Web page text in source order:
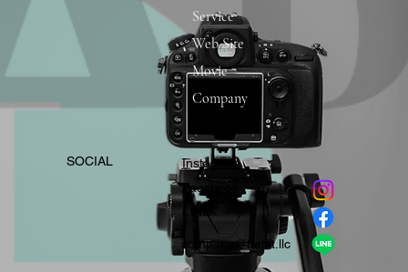
Service
Web Site
Movie
Company
​SOCIAL
Instagram
​Facebook
company＠habit.llc